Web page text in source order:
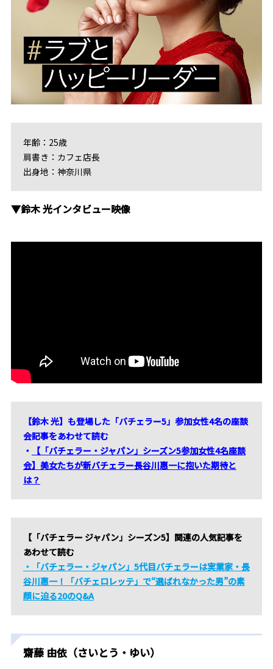
年齢：25歳
肩書き：カフェ店長
出身地：神奈川県
▼鈴木 光インタビュー映像
【鈴木 光】も登場した「バチェラー5」参加女性4名の座談
会記事をあわせて読む
・
【「バチェラー・ジャパン」シーズン5参加女性4名座談
会】美女たちが新バチェラー長谷川惠一に抱いた期待と
は？
【「バチェラー ジャパン」シーズン5】関連の人気記事を
あわせて読む
・「バチェラー・ジャパン」5代目バチェラーは実業家・長
谷川惠一！「バチェロレッテ」で“選ばれなかった男”の素
顔に迫る20のQ&A
齋藤 由依（さいとう・ゆい）